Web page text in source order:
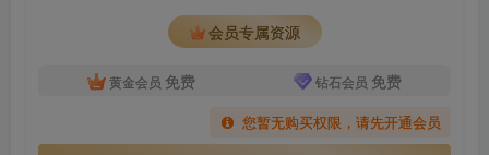
会员专属资源
黄金会员 免费 钻石会员 免费
您暂无购买权限，请先开通会员